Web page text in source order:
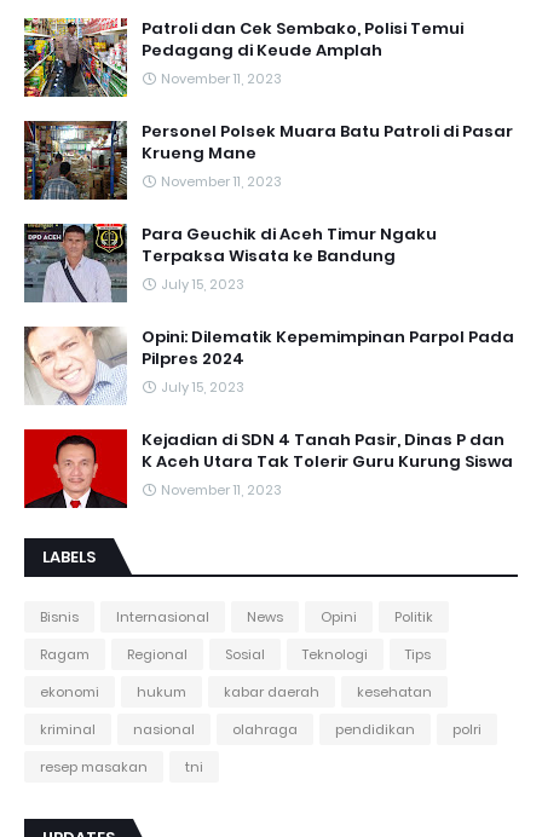
Patroli dan Cek Sembako, Polisi Temui
Pedagang di Keude Amplah
November 11, 2023
Personel Polsek Muara Batu Patroli di Pasar
Krueng Mane
November 11, 2023
Para Geuchik di Aceh Timur Ngaku
Terpaksa Wisata ke Bandung
July 15, 2023
Opini: Dilematik Kepemimpinan Parpol Pada
Pilpres 2024
July 15, 2023
Kejadian di SDN 4 Tanah Pasir, Dinas P dan
K Aceh Utara Tak Tolerir Guru Kurung Siswa
November 11, 2023
LABELS
Bisnis Internasional News Opini
Politik
Ragam
Regional Sosial Teknologi
Tips
ekonomi
hukum kabar daerah
kesehatan
kriminal
nasional olahraga pendidikan
polri
resep masakan
tni